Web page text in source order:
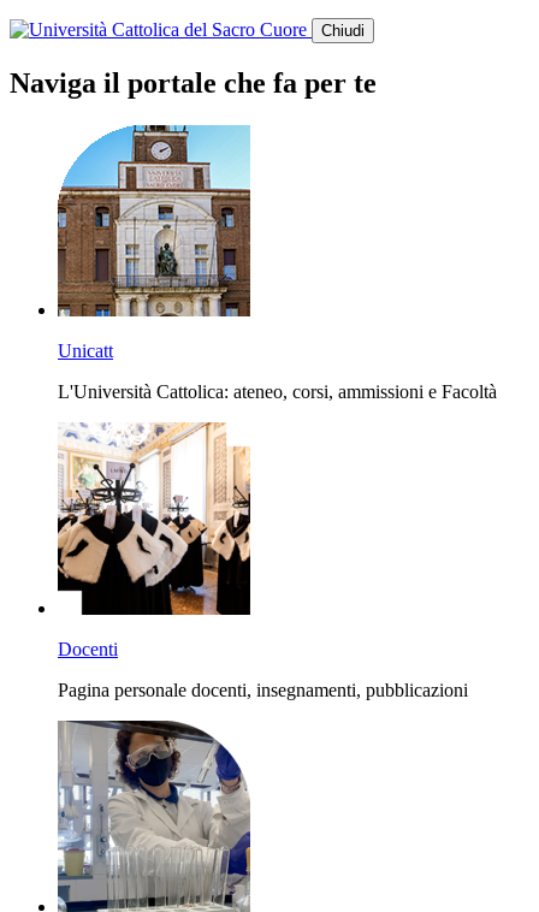
Chiudi
Naviga il portale che fa per te
Unicatt
L'Università Cattolica: ateneo, corsi, ammissioni e Facoltà
Docenti
Pagina personale docenti, insegnamenti, pubblicazioni